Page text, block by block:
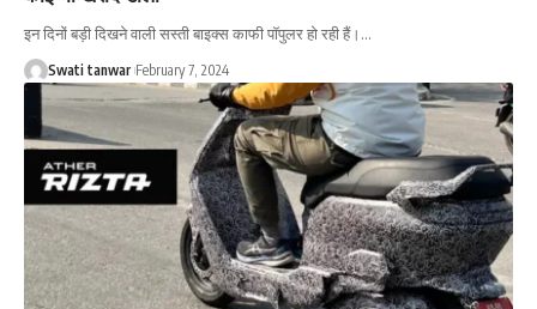
इन दिनों बड़ी दिखने वाली सस्ती बाइक्स काफी पॉपुलर हो रही हैं। …
Swati tanwar February 7, 2024